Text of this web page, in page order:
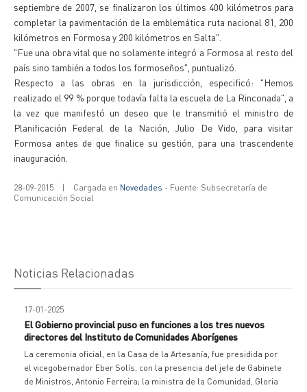
septiembre de 2007, se finalizaron los últimos 400 kilómetros para
completar la pavimentación de la emblemática ruta nacional 81, 200
kilómetros en Formosa y 200 kilómetros en Salta".
"Fue una obra vital que no solamente integró a Formosa al resto del
país sino también a todos los formoseños", puntualizó.
Respecto a las obras en la jurisdicción, especificó: "Hemos
realizado el 99 % porque todavía falta la escuela de La Rinconada", a
la vez que manifestó un deseo que le transmitió el ministro de
Planificación Federal de la Nación, Julio De Vido, para visitar
Formosa antes de que finalice su gestión, para una trascendente
inauguración.
28-09-2015 | Cargada en Novedades - Fuente: Subsecretaría de
Comunicación Social
Noticias Relacionadas
17-01-2025
El Gobierno provincial puso en funciones a los tres nuevos
directores del Instituto de Comunidades Aborígenes
La ceremonia oficial, en la Casa de la Artesanía, fue presidida por
el vicegobernador Eber Solís, con la presencia del jefe de Gabinete
de Ministros, Antonio Ferreira; la ministra de la Comunidad, Gloria